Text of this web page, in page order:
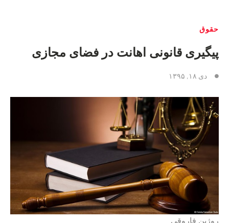
حقوق
پیگیری قانونی اهانت در فضای مجازی
دی ۱۸, ۱۳۹۵
روژین فاروقی